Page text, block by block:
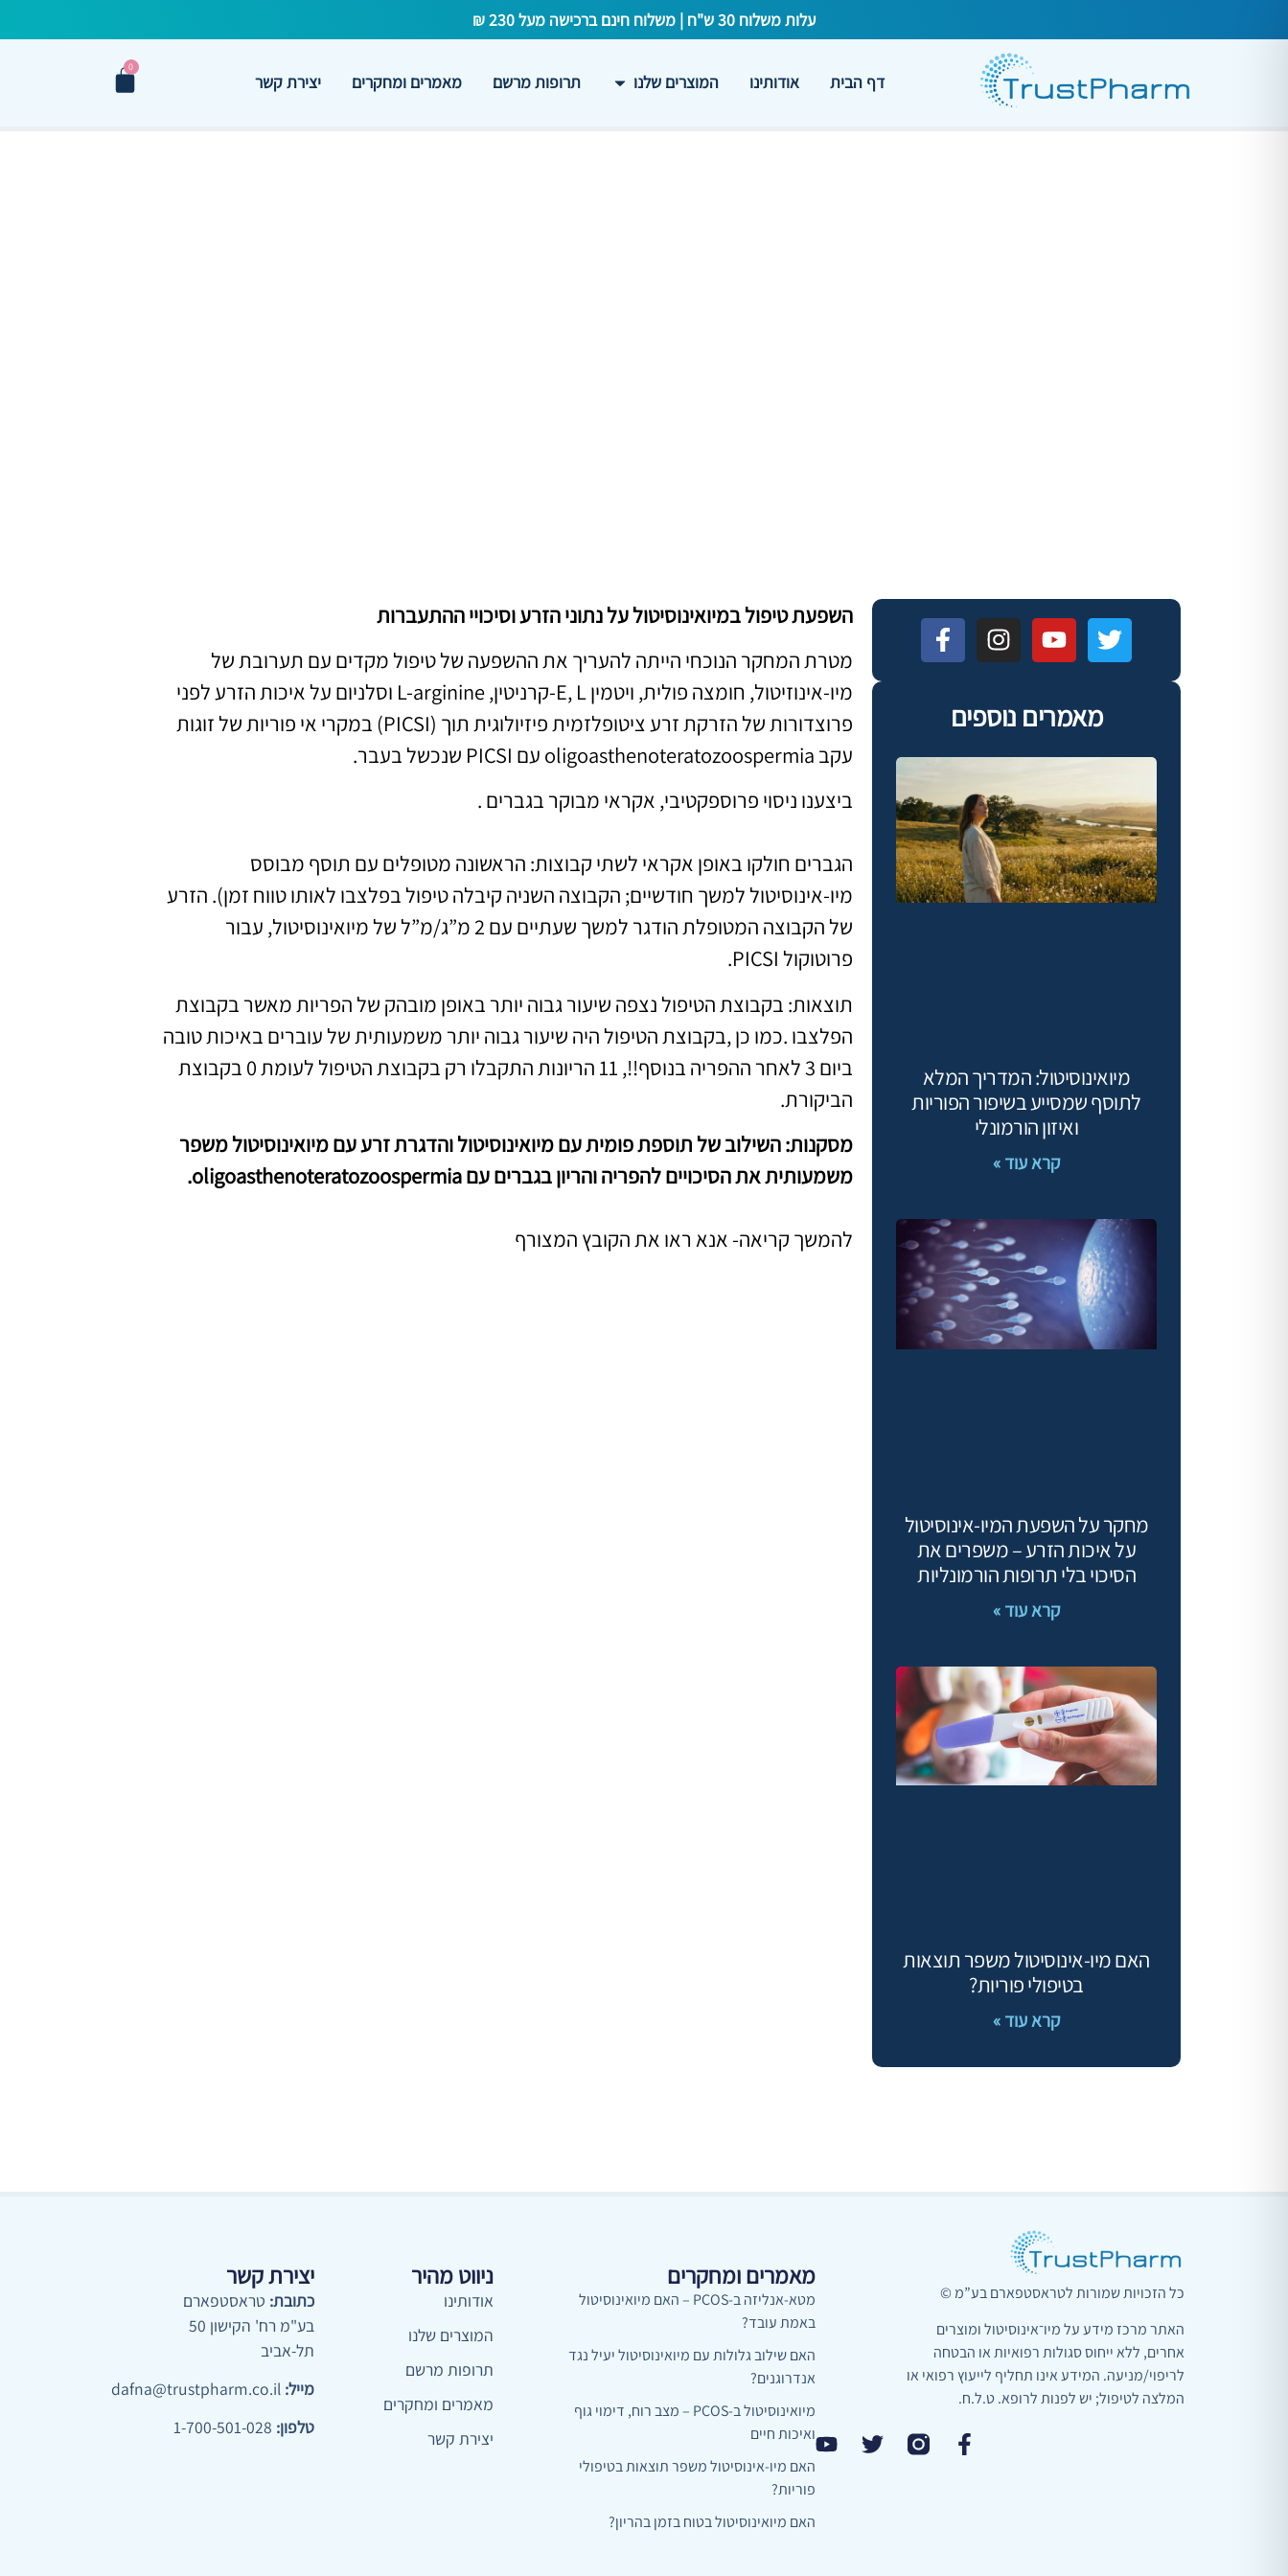
עלות משלוח 30 ש"ח | משלוח חינם ברכישה מעל 230 ₪
דף הבית אודותינו המוצרים שלנו תרופות מרשם מאמרים ומחקרים יצירת קשר
0
מאמרים נוספים
מיואינוסיטול: המדריך המלא
לתוסף שמסייע בשיפור הפוריות
ואיזון הורמונלי
קרא עוד »
מחקר על השפעת המיו‑אינוסיטול
על איכות הזרע – משפרים את
הסיכוי בלי תרופות הורמונליות
קרא עוד »
האם מיו-אינוסיטול משפר תוצאות
בטיפולי פוריות?
קרא עוד »
השפעת טיפול במיואינוסיטול על נתוני הזרע וסיכויי ההתעברות
מטרת המחקר הנוכחי הייתה להעריך את ההשפעה של טיפול מקדים עם תערובת של
מיו-אינוזיטול, חומצה פולית, ויטמין E, L-קרניטין, L-arginine וסלניום על איכות הזרע לפני
פרוצדורות של הזרקת זרע ציטופלזמית פיזיולוגית תוך (PICSI) במקרי אי פוריות של זוגות
עקב oligoasthenoteratozoospermia עם PICSI שנכשל בעבר.
ביצענו ניסוי פרוספקטיבי, אקראי מבוקר בגברים .
הגברים חולקו באופן אקראי לשתי קבוצות: הראשונה מטופלים עם תוסף מבוסס
מיו-אינוסיטול למשך חודשיים; הקבוצה השניה קיבלה טיפול בפלצבו לאותו טווח זמן). הזרע
של הקבוצה המטופלת הודגר למשך שעתיים עם 2 מ”ג/מ”ל של מיואינוסיטול, עבור
פרוטוקול PICSI.
תוצאות: בקבוצת הטיפול נצפה שיעור גבוה יותר באופן מובהק של הפריות מאשר בקבוצת
הפלצבו .כמו כן ,בקבוצת הטיפול היה שיעור גבוה יותר משמעותית של עוברים באיכות טובה
ביום 3 לאחר ההפריה בנוסף!!, 11 הריונות התקבלו רק בקבוצת הטיפול לעומת 0 בקבוצת
הביקורת.
מסקנות: השילוב של תוספת פומית עם מיואינוסיטול והדגרת זרע עם מיואינוסיטול משפר
משמעותית את הסיכויים להפריה והריון בגברים עם oligoasthenoteratozoospermia.
להמשך קריאה- אנא ראו את הקובץ המצורף
כל הזכויות שמורות לטראסטפארם בע”מ ©
האתר מרכז מידע על מיו־אינוסיטול ומוצרים
אחרים, ללא ייחוס סגולות רפואיות או הבטחה
לריפוי/מניעה. המידע אינו תחליף לייעוץ רפואי או
המלצה לטיפול; יש לפנות לרופא. ט.ל.ח.
מאמרים ומחקרים
מטא-אנליזה ב-PCOS – האם מיואינוסיטול
באמת עובד?
האם שילוב גלולות עם מיואינוסיטול יעיל נגד
אנדרוגנים?
מיואינוסיטול ב-PCOS – מצב רוח, דימוי גוף
ואיכות חיים
האם מיו-אינוסיטול משפר תוצאות בטיפולי
פוריות?
האם מיואינוסיטול בטוח בזמן בהריון?
ניווט מהיר
אודותינו
המוצרים שלנו
תרופות מרשם
מאמרים ומחקרים
יצירת קשר
יצירת קשר
כתובת: טראסטפארם
בע"מ רח' הקישון 50
תל-אביב
מייל: dafna@trustpharm.co.il
טלפון: